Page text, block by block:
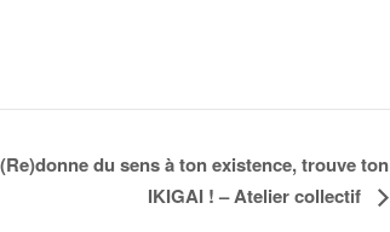
(Re)donne du sens à ton existence, trouve ton
IKIGAI ! – Atelier collectif